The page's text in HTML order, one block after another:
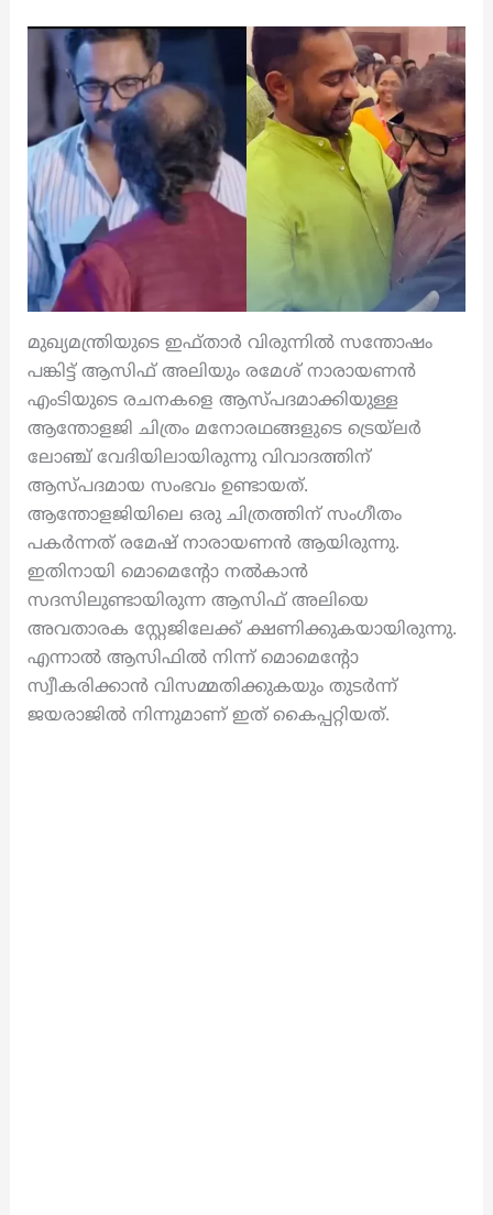
മുഖ്യമന്ത്രിയുടെ ഇഫ്താര്‍ വിരുന്നിൽ സന്തോഷം
പങ്കിട്ട് ആസിഫ് അലിയും രമേശ് നാരായണൻ
എംടിയുടെ രചനകളെ ആസ്പദമാക്കിയുള്ള
ആന്തോളജി ചിത്രം മനോരഥങ്ങളുടെ ട്രെയ്‍ലര്‍
ലോഞ്ച് വേദിയിലായിരുന്നു വിവാദത്തിന്
ആസ്പദമായ സംഭവം ഉണ്ടായത്.
ആന്തോളജിയിലെ ഒരു ചിത്രത്തിന് സംഗീതം
പകര്‍ന്നത് രമേഷ് നാരായണൻ ആയിരുന്നു.
ഇതിനായി മൊമെന്‍റോ നൽകാൻ
സദസിലുണ്ടായിരുന്ന ആസിഫ് അലിയെ
അവതാരക സ്റ്റേജിലേക്ക് ക്ഷണിക്കുകയായിരുന്നു.
എന്നാല്‍ ആസിഫില്‍ നിന്ന് മൊമെന്റോ
സ്വീകരിക്കാന്‍ വിസമ്മതിക്കുകയും തുടർന്ന്
ജയരാജില്‍ നിന്നുമാണ് ഇത് കൈപ്പറ്റിയത്.